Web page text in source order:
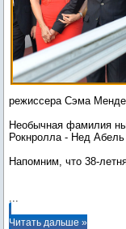
режиссера Сэма
Необычная фамилия
Рокнролла - Нед
Напомним, что 38-
...
Читать дальше »